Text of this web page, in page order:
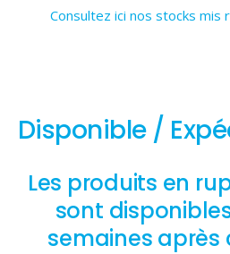
Consultez ici nos stocks mis
Disponible /
Les produits en
sont
semaines